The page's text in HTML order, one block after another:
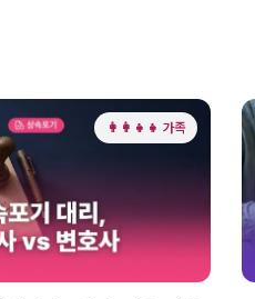
👩‍👩‍👧‍👧 가족